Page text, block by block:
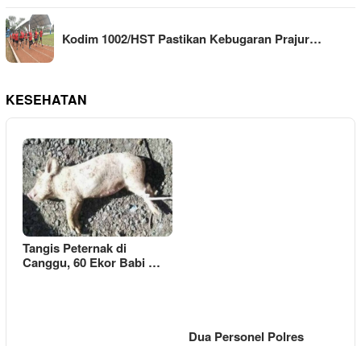
Kodim 1002/HST Pastikan Kebugaran Prajur…
KESEHATAN
Tangis Peternak di
Canggu, 60 Ekor Babi …
Dua Personel Polres